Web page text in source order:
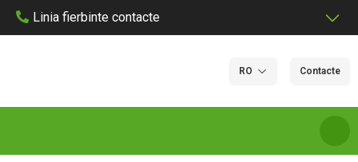
Linia fierbinte contacte
RO Contacte